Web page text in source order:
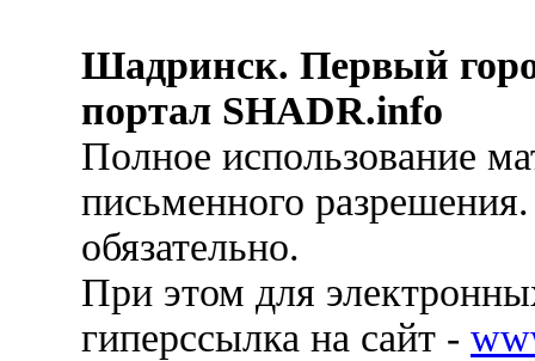
Шадринск. Первый
портал SHADR.info
Полное использование
письменного
обязательно.
При этом для
гиперссылка на сайт -